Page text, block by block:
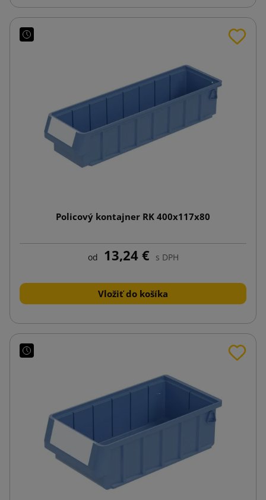
Policový kontajner RK 400x117x80
od 13,24 € s DPH
Vložiť do košíka